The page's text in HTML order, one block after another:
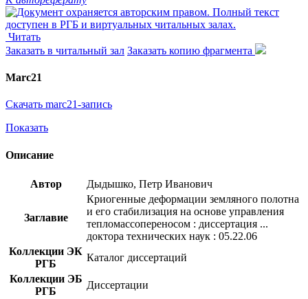
Читать
Заказать в читальный зал Заказать копию фрагмента
Marc21
Скачать marc21-запись
Показать
Описание
Автор Дыдышко, Петр Иванович
Заглавие
Криогенные деформации земляного полотна
и его стабилизация на основе управления
тепломассопереносом : диссертация ...
доктора технических наук : 05.22.06
Коллекции ЭК
РГБ
Каталог диссертаций
Коллекции ЭБ
РГБ
Диссертации